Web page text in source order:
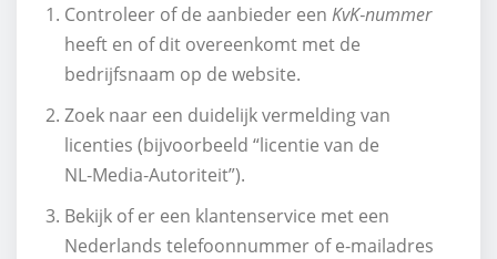
Controleer of de aanbieder een KvK‑nummer
heeft en of dit overeenkomt met de
bedrijfsnaam op de website.
Zoek naar een duidelijk vermelding van
licenties (bijvoorbeeld “licentie van de
NL‑Media‑Autoriteit”).
Bekijk of er een klantenservice met een
Nederlands telefoonnummer of e‑mailadres